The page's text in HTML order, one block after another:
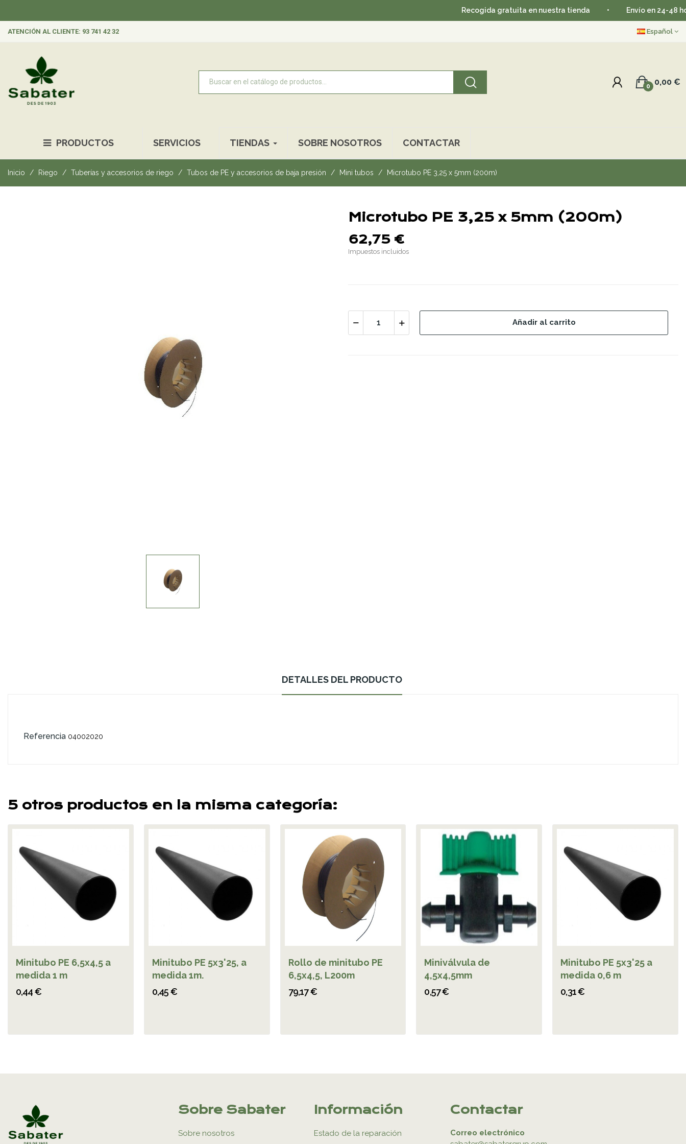
Recogida gratuita en nuestra tienda • Envío en 24-48 horas
ATENCIÓN AL CLIENTE: 93 741 42 32 Español
0,00 €
0
PRODUCTOS SERVICIOS TIENDAS SOBRE NOSOTROS CONTACTAR
Inicio Riego Tuberías y accesorios de riego Tubos de PE y accesorios de baja presión Mini tubos Microtubo PE 3,25 x 5mm (200m)
Microtubo PE 3,25 x 5mm (200m)
62,75 €
Impuestos incluidos
Añadir al carrito
DETALLES DEL PRODUCTO
Referencia 04002020
5 otros productos en la misma categoría:
Minitubo PE 6,5x4,5 a
medida 1 m
0,44 €
Minitubo PE 5x3'25, a
medida 1m.
0,45 €
Rollo de minitubo PE
6,5x4,5, L200m
79,17 €
Miniválvula de
4,5x4,5mm
0,57 €
Minitubo PE 5x3'25 a
medida 0,6 m
0,31 €
Sobre Sabater
Sobre nosotros
Información
Estado de la reparación
Contactar
Correo electrónico